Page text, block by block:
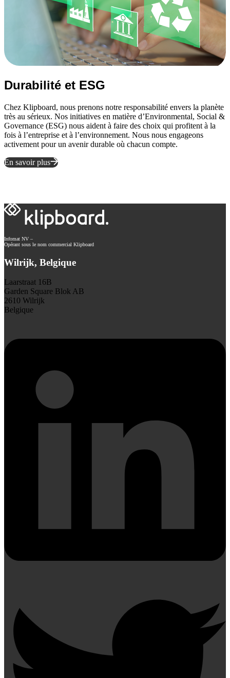
Durabilité et ESG
Chez Klipboard, nous prenons notre responsabilité envers la planète
très au sérieux. Nos initiatives en matière d’Environmental, Social &
Governance (ESG) nous aident à faire des choix qui profitent à la
fois à l’entreprise et à l’environnement. Nous nous engageons
activement pour un avenir durable où chacun compte.
En savoir plus
Infomat NV –
Opérant sous le nom commercial Klipboard
Wilrijk, Belgique
Laarstraat 16B
Garden Square Blok AB
2610 Wilrijk
Belgique